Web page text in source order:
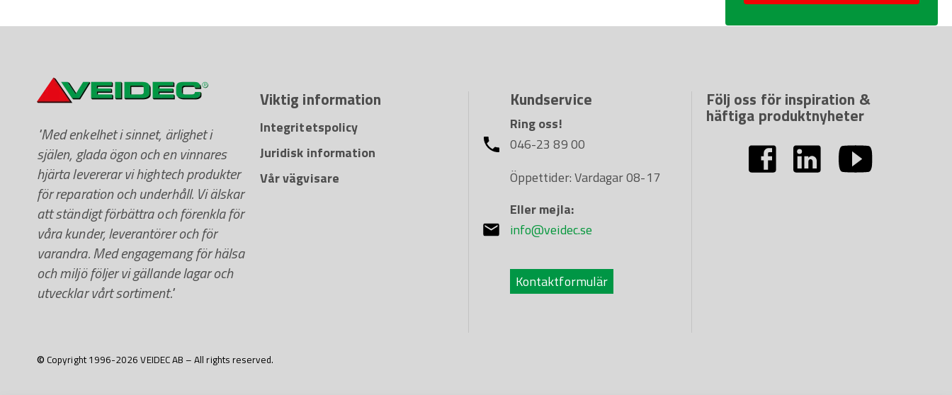
"Med enkelhet i sinnet, ärlighet i
själen, glada ögon och en vinnares
hjärta levererar vi hightech produkter
för reparation och underhåll. Vi älskar
att ständigt förbättra och förenkla för
våra kunder, leverantörer och för
varandra. Med engagemang för hälsa
och miljö följer vi gällande lagar och
utvecklar vårt sortiment."
Viktig information
Integritetspolicy
Juridisk information
Vår vägvisare
Kundservice
Ring oss!
046-23 89 00
Öppettider: Vardagar 08-17
Eller mejla:
info@veidec.se
Kontaktformulär
Följ oss för inspiration &
häftiga produktnyheter
© Copyright 1996-2026 VEIDEC AB – All rights reserved.